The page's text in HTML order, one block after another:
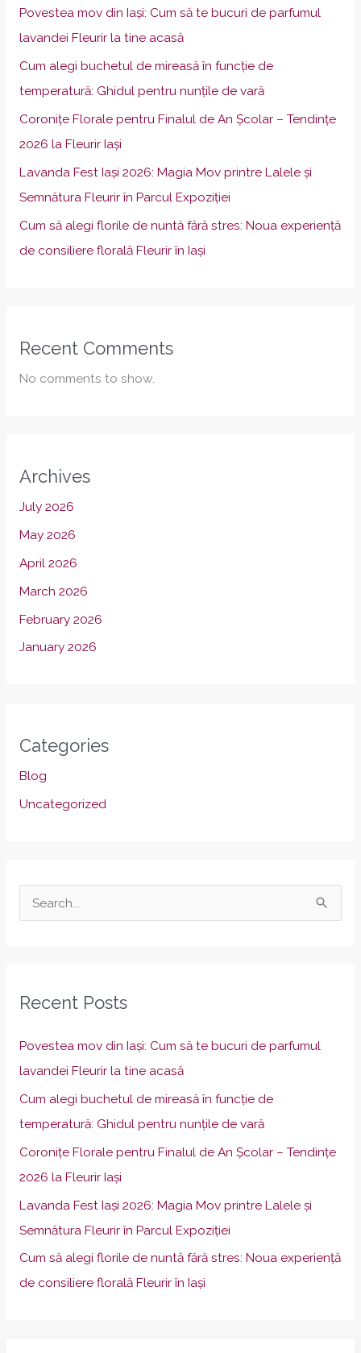
Povestea mov din Iași: Cum să te bucuri de parfumul
lavandei Fleurir la tine acasă
Cum alegi buchetul de mireasă în funcție de
temperatură: Ghidul pentru nunțile de vară
Coronițe Florale pentru Finalul de An Școlar – Tendințe
2026 la Fleurir Iași
Lavanda Fest Iași 2026: Magia Mov printre Lalele și
Semnătura Fleurir în Parcul Expoziției
Cum să alegi florile de nuntă fără stres: Noua experiență
de consiliere florală Fleurir în Iași
Recent Comments
No comments to show.
Archives
July 2026
May 2026
April 2026
March 2026
February 2026
January 2026
Categories
Blog
Uncategorized
c
r
:
Recent Posts
Povestea mov din Iași: Cum să te bucuri de parfumul
lavandei Fleurir la tine acasă
Cum alegi buchetul de mireasă în funcție de
temperatură: Ghidul pentru nunțile de vară
Coronițe Florale pentru Finalul de An Școlar – Tendințe
2026 la Fleurir Iași
Lavanda Fest Iași 2026: Magia Mov printre Lalele și
Semnătura Fleurir în Parcul Expoziției
Cum să alegi florile de nuntă fără stres: Noua experiență
de consiliere florală Fleurir în Iași